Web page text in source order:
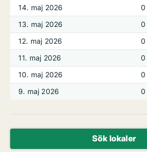
14. maj 2026
0
13. maj 2026
0
12. maj 2026
0
11. maj 2026
0
10. maj 2026
0
9. maj 2026
0
Sök lokaler